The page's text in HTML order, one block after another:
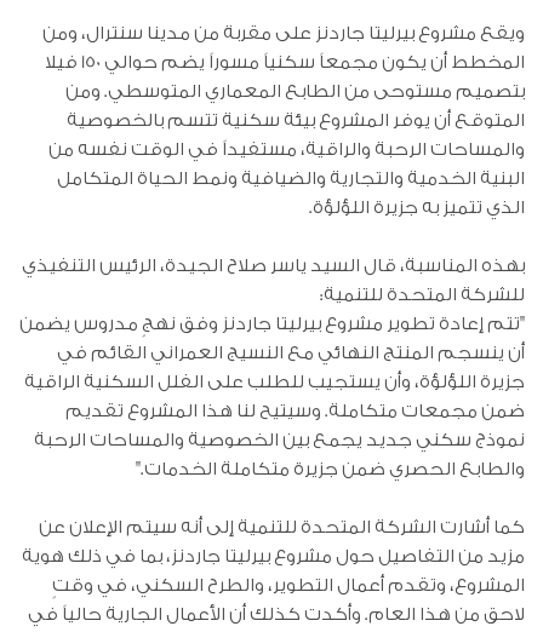
ويقع مشروع بيرليتا جاردنز على مقربة من مدينا سنترال، ومن
المخطط أن يكون مجمعاً سكنياً مسوراً يضم حوالي 150 فيلا
بتصميم مستوحى من الطابع المعماري المتوسطي. ومن
المتوقع أن يوفر المشروع بيئة سكنية تتسم بالخصوصية
والمساحات الرحبة والراقية، مستفيداً في الوقت نفسه من
البنية الخدمية والتجارية والضيافية ونمط الحياة المتكامل
الذي تتميز به جزيرة اللؤلؤة.
بهذه المناسبة، قال السيد ياسر صلاح الجيدة، الرئيس التنفيذي
للشركة المتحدة للتنمية:
"تتم إعادة تطوير مشروع بيرليتا جاردنز وفق نهجٍ مدروس يضمن
أن ينسجم المنتج النهائي مع النسيج العمراني القائم في
جزيرة اللؤلؤة، وأن يستجيب للطلب على الفلل السكنية الراقية
ضمن مجمعات متكاملة. وسيتيح لنا هذا المشروع تقديم
نموذج سكني جديد يجمع بين الخصوصية والمساحات الرحبة
والطابع الحصري ضمن جزيرة متكاملة الخدمات."
كما أشارت الشركة المتحدة للتنمية إلى أنه سيتم الإعلان عن
مزيد من التفاصيل حول مشروع بيرليتا جاردنز، بما في ذلك هوية
المشروع، وتقدم أعمال التطوير، والطرح السكني، في وقتٍ
لاحق من هذا العام. وأكدت كذلك أن الأعمال الجارية حالياً في